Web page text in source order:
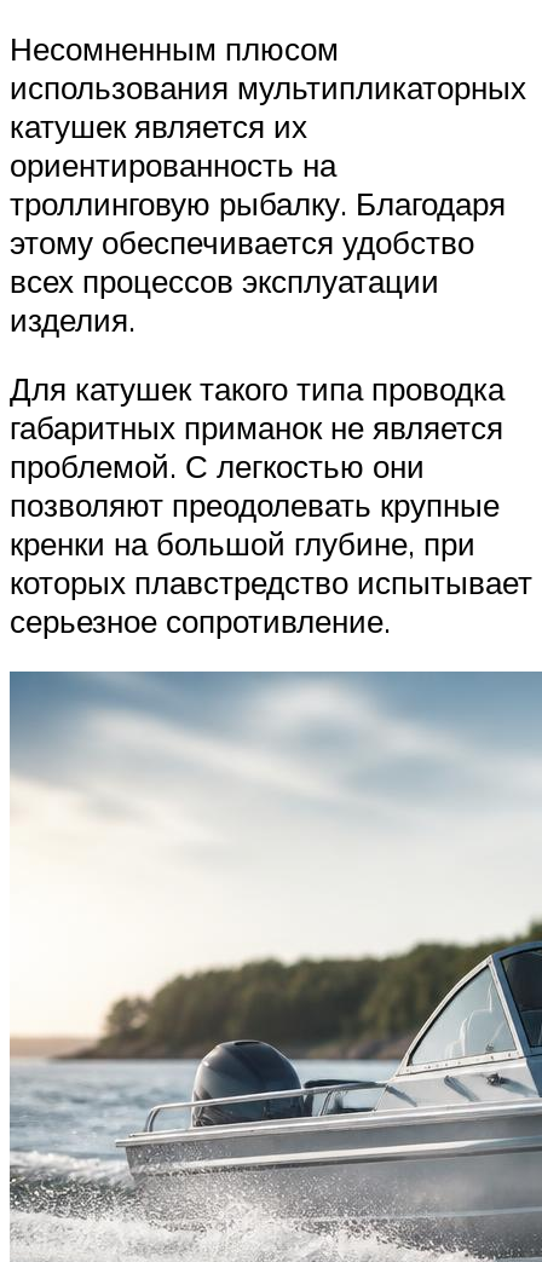
Несомненным плюсом
использования мультипликаторных
катушек является их
ориентированность на
троллинговую рыбалку. Благодаря
этому обеспечивается удобство
всех процессов эксплуатации
изделия.
Для катушек такого типа проводка
габаритных приманок не является
проблемой. С легкостью они
позволяют преодолевать крупные
кренки на большой глубине, при
которых плавстредство испытывает
серьезное сопротивление.